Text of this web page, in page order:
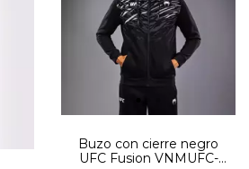
Buzo con cierre negro
UFC Fusion VNMUFC-